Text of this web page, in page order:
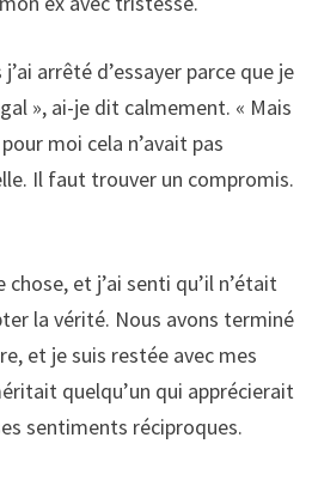
arrêté d’essayer parce que je
», ai-je dit calmement. « Mais
moi cela n’avait pas
Il faut trouver un compromis.
et j’ai senti qu’il n’était
la vérité. Nous avons terminé
et je suis restée avec mes
quelqu’un qui apprécierait
sentiments réciproques.